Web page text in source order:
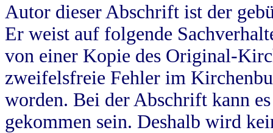
Autor dieser Abschrift ist der
Er weist auf folgende
von einer Kopie des Original-
zweifelsfreie Fehler im
worden. Bei der Abschrift kann
gekommen sein. Deshalb wird